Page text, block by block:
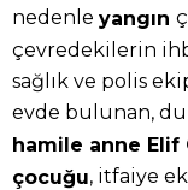
nedenle yangın
çevredekilerin
sağlık ve polis
evde bulunan,
hamile anne Elif
çocuğu, itfaiye